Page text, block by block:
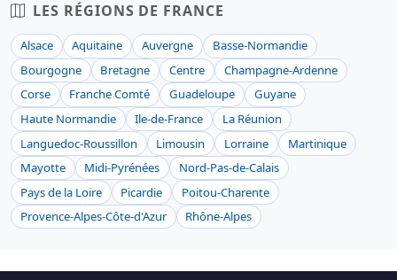
LES RÉGIONS DE FRANCE
Alsace Aquitaine Auvergne
Basse-Normandie
Bourgogne
Bretagne Centre
Champagne-Ardenne
Corse
Franche Comté Guadeloupe
Guyane
Haute Normandie
Ile-de-France
La Réunion
Languedoc-Roussillon
Limousin Lorraine
Martinique
Mayotte
Midi-Pyrénées
Nord-Pas-de-Calais
Pays de la Loire
Picardie
Poitou-Charente
Provence-Alpes-Côte-d'Azur
Rhône-Alpes